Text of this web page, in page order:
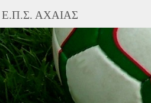
Ε.Π.Σ. ΑΧΑΙΑΣ